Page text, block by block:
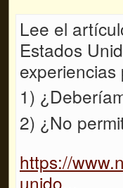
Lee el
Estados
1)
2) ¿No
https://
unido...